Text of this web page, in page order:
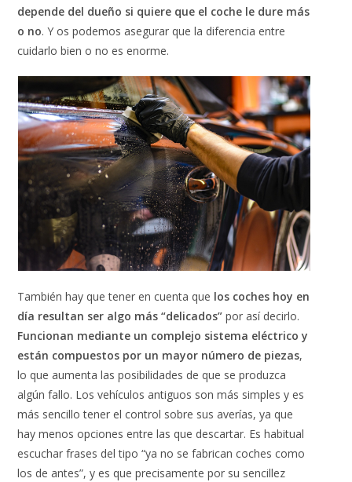
depende del dueño si quiere que el coche le dure más
o no. Y os podemos asegurar que la diferencia entre
cuidarlo bien o no es enorme.
También hay que tener en cuenta que los coches hoy en
día resultan ser algo más “delicados” por así decirlo.
Funcionan mediante un complejo sistema eléctrico y
están compuestos por un mayor número de piezas,
lo que aumenta las posibilidades de que se produzca
algún fallo. Los vehículos antiguos son más simples y es
más sencillo tener el control sobre sus averías, ya que
hay menos opciones entre las que descartar. Es habitual
escuchar frases del tipo “ya no se fabrican coches como
los de antes”, y es que precisamente por su sencillez